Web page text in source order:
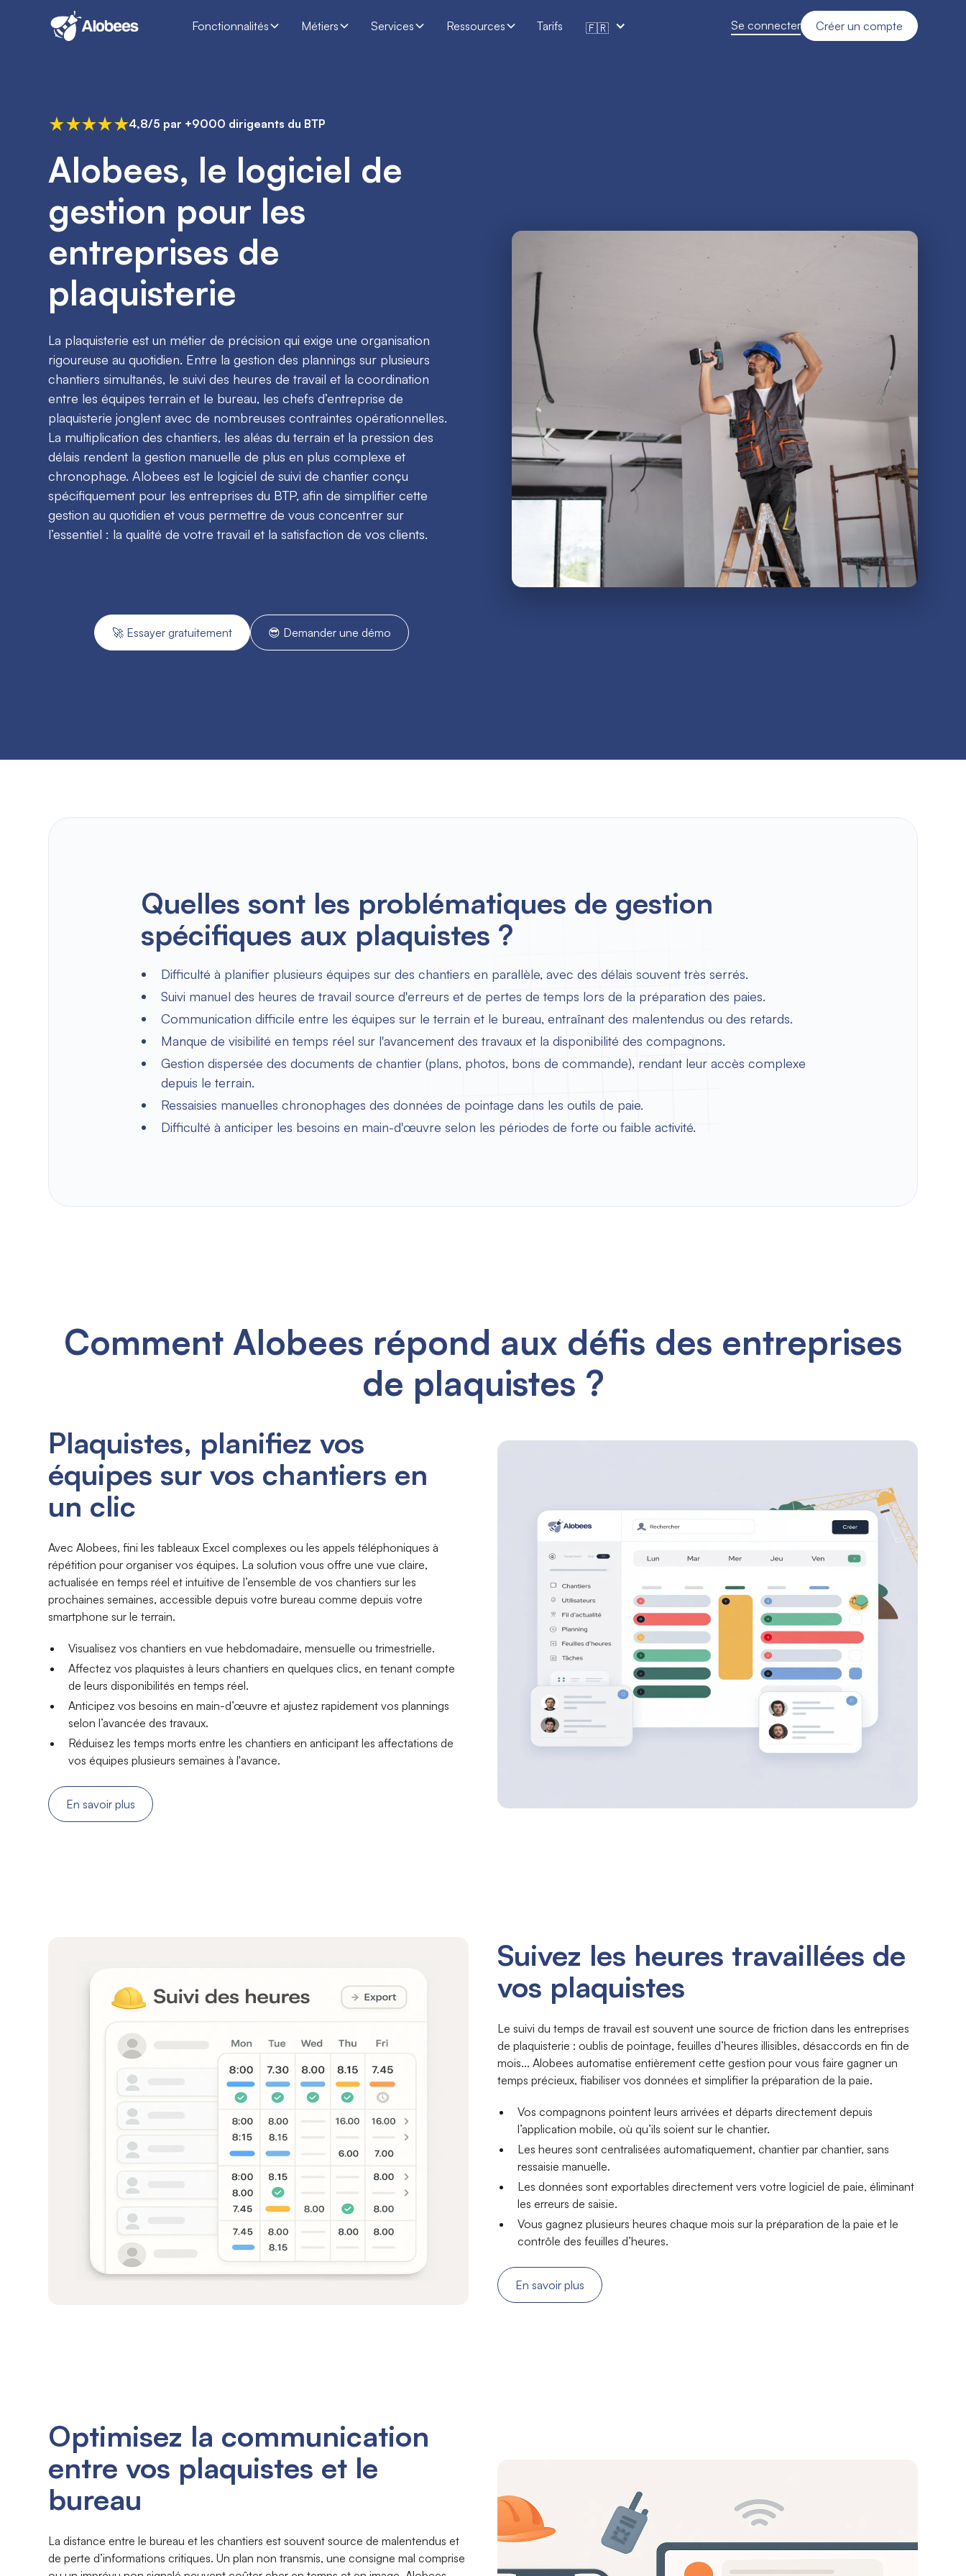
Fonctionnalités Métiers Services Ressources Tarifs 🇫🇷 Se connecter Créer un compte
4,8/5 par +9000 dirigeants du BTP
Alobees, le logiciel de
gestion pour les
entreprises de
plaquisterie
La plaquisterie est un métier de précision qui exige une organisation
rigoureuse au quotidien. Entre la gestion des plannings sur plusieurs
chantiers simultanés, le suivi des heures de travail et la coordination
entre les équipes terrain et le bureau, les chefs d’entreprise de
plaquisterie jonglent avec de nombreuses contraintes opérationnelles.
La multiplication des chantiers, les aléas du terrain et la pression des
délais rendent la gestion manuelle de plus en plus complexe et
chronophage. Alobees est le logiciel de suivi de chantier conçu
spécifiquement pour les entreprises du BTP, afin de simplifier cette
gestion au quotidien et vous permettre de vous concentrer sur
l’essentiel : la qualité de votre travail et la satisfaction de vos clients.
🚀 Essayer gratuitement 😎 Demander une démo
Quelles sont les problématiques de gestion
spécifiques aux plaquistes ?
Difficulté à planifier plusieurs équipes sur des chantiers en parallèle, avec des délais souvent très serrés.
Suivi manuel des heures de travail source d'erreurs et de pertes de temps lors de la préparation des paies.
Communication difficile entre les équipes sur le terrain et le bureau, entraînant des malentendus ou des retards.
Manque de visibilité en temps réel sur l'avancement des travaux et la disponibilité des compagnons.
Gestion dispersée des documents de chantier (plans, photos, bons de commande), rendant leur accès complexe
depuis le terrain.
Ressaisies manuelles chronophages des données de pointage dans les outils de paie.
Difficulté à anticiper les besoins en main-d'œuvre selon les périodes de forte ou faible activité.
Comment Alobees répond aux défis des entreprises
de plaquistes ?
Plaquistes, planifiez vos
équipes sur vos chantiers en
un clic
Avec Alobees, fini les tableaux Excel complexes ou les appels téléphoniques à
répétition pour organiser vos équipes. La solution vous offre une vue claire,
actualisée en temps réel et intuitive de l’ensemble de vos chantiers sur les
prochaines semaines, accessible depuis votre bureau comme depuis votre
smartphone sur le terrain.
Visualisez vos chantiers en vue hebdomadaire, mensuelle ou trimestrielle.
Affectez vos plaquistes à leurs chantiers en quelques clics, en tenant compte
de leurs disponibilités en temps réel.
Anticipez vos besoins en main-d’œuvre et ajustez rapidement vos plannings
selon l’avancée des travaux.
Réduisez les temps morts entre les chantiers en anticipant les affectations de
vos équipes plusieurs semaines à l'avance.
En savoir plus
Suivez les heures travaillées de
vos plaquistes
Le suivi du temps de travail est souvent une source de friction dans les entreprises
de plaquisterie : oublis de pointage, feuilles d’heures illisibles, désaccords en fin de
mois... Alobees automatise entièrement cette gestion pour vous faire gagner un
temps précieux, fiabiliser vos données et simplifier la préparation de la paie.
Vos compagnons pointent leurs arrivées et départs directement depuis
l’application mobile, où qu’ils soient sur le chantier.
Les heures sont centralisées automatiquement, chantier par chantier, sans
ressaisie manuelle.
Les données sont exportables directement vers votre logiciel de paie, éliminant
les erreurs de saisie.
Vous gagnez plusieurs heures chaque mois sur la préparation de la paie et le
contrôle des feuilles d’heures.
En savoir plus
Optimisez la communication
entre vos plaquistes et le
bureau
La distance entre le bureau et les chantiers est souvent source de malentendus et
de perte d’informations critiques. Un plan non transmis, une consigne mal comprise